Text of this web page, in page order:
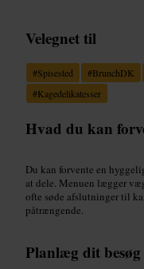
Velegnet til
#Spisested #BrunchDK
#Kagedelikatesser
Hvad du kan
Du kan forvente en
at dele. Menuen lægger
ofte søde afslutninger til
påtrængende.
Planlæg dit besøg